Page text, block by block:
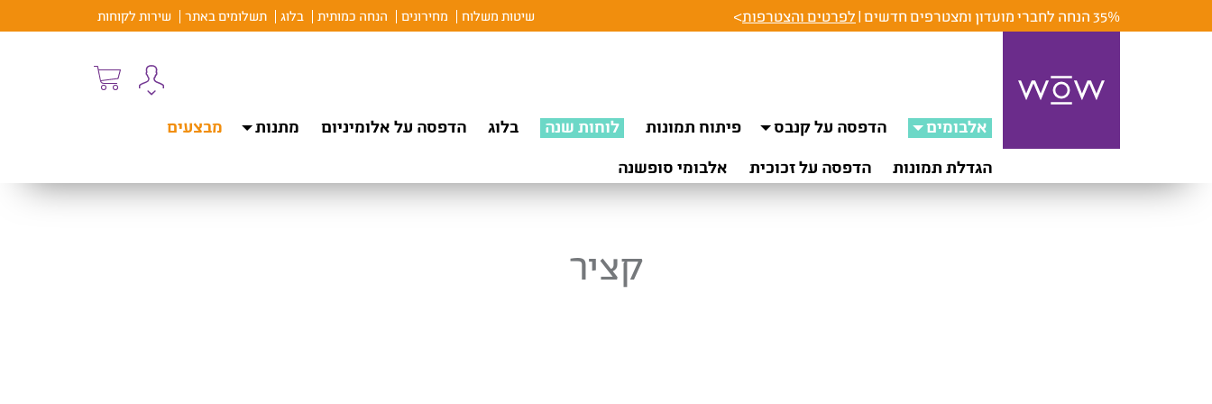
35% הנחה לחברי מועדון ומצטרפים חדשים | לפרטים והצטרפות> שיטות משלוח מחירונים הנחה כמותית בלוג תשלומים באתר שירות לקוחות
אלבומים הדפסה על קנבס פיתוח תמונות לוחות שנה בלוג הדפסה על אלומיניום מתנות
מבצעים
הגדלת תמונות
הדפסה על זכוכית אלבומי סופשנה
קציר